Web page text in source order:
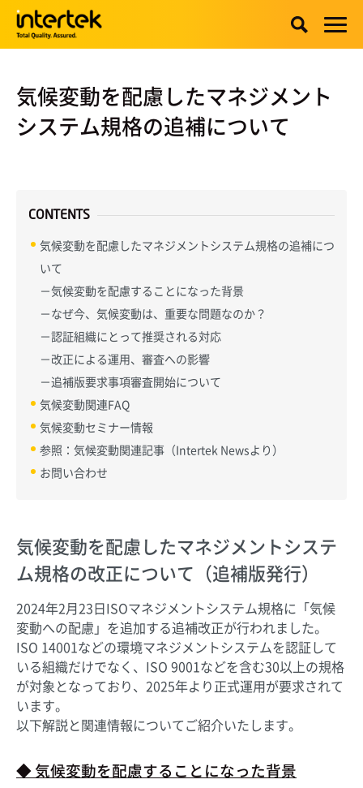
気候変動を配慮したマネジメント
システム規格の追補について
CONTENTS
気候変動を配慮したマネジメントシステム規格の追補につ
いて
－気候変動を配慮することになった背景
－なぜ今、気候変動は、重要な問題なのか？
－認証組織にとって推奨される対応
－改正による運用、審査への影響
－追補版要求事項審査開始について
気候変動関連FAQ
気候変動セミナー情報
参照：気候変動関連記事（Intertek Newsより）
お問い合わせ
気候変動を配慮したマネジメントシステ
ム規格の改正について（追補版発行）
2024年2月23日ISOマネジメントシステム規格に「気候
変動への配慮」を追加する追補改正が行われました。
ISO 14001などの環境マネジメントシステムを認証して
いる組織だけでなく、ISO 9001などを含む30以上の規格
が対象となっており、2025年より正式運用が要求されて
います。
以下解説と関連情報についてご紹介いたします。
◆ 気候変動を配慮することになった背景